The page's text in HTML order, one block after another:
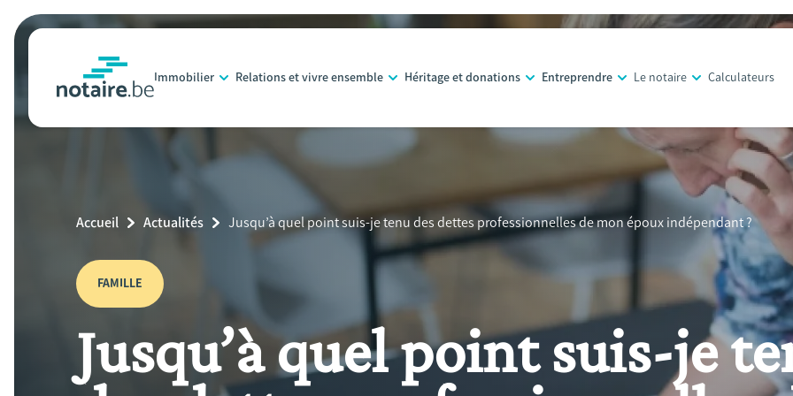
Aller
au
principal
Immobilier Relations et vivre ensemble Héritage et donations Entreprendre Le notaire Calculateurs
Breadcrumb
Accueil Actualités
Current
Jusqu’à quel point suis-je tenu des dettes professionnelles de mon époux indépendant ?
FAMILLE
Jusqu’à quel point suis-je